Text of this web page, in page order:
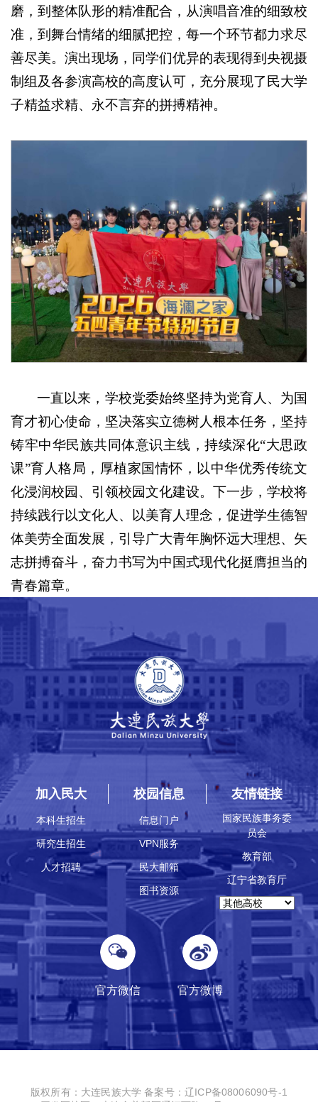
磨，到整体队形的精准配合，从演唱音准的细致校
准，到舞台情绪的细腻把控，每一个环节都力求尽
善尽美。演出现场，同学们优异的表现得到央视摄
制组及各参演高校的高度认可，充分展现了民大学
子精益求精、永不言弃的拼搏精神。
一直以来，学校党委始终坚持为党育人、为国
育才初心使命，坚决落实立德树人根本任务，坚持
铸牢中华民族共同体意识主线，持续深化“大思政
课”育人格局，厚植家国情怀，以中华优秀传统文
化浸润校园、引领校园文化建设。下一步，学校将
持续践行以文化人、以美育人理念，促进学生德智
体美劳全面发展，引导广大青年胸怀远大理想、矢
志拼搏奋斗，奋力书写为中国式现代化挺膺担当的
青春篇章。
加入民大
本科生招生
研究生招生
人才招聘
校园信息
信息门户
VPN服务
民大邮箱
图书资源
友情链接
国家民族事务委
员会
教育部
辽宁省教育厅
官方微信 官方微博
版权所有：大连民族大学备案号：辽ICP备08006090号-1